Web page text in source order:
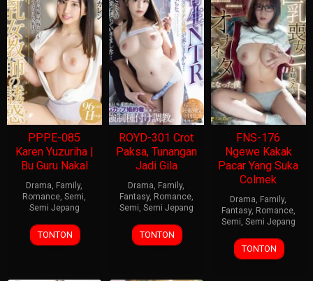
PPPE-085
Karen Yuzuriha |
Bu Guru Nakal
Drama, Family,
Romance,Semi,
Semi Jepang
TONTON
ROYD-301 Crot
Paksa, Tunangan
Jadi Gila
Drama, Family,
Fantasy, Romance,
Semi, Semi Jepang
TONTON
FNS-176
Ngewe Kakak
Pacar Yang Suka
Colmek
Drama, Family,
Fantasy, Romance,
Semi, Semi Jepang
TONTON